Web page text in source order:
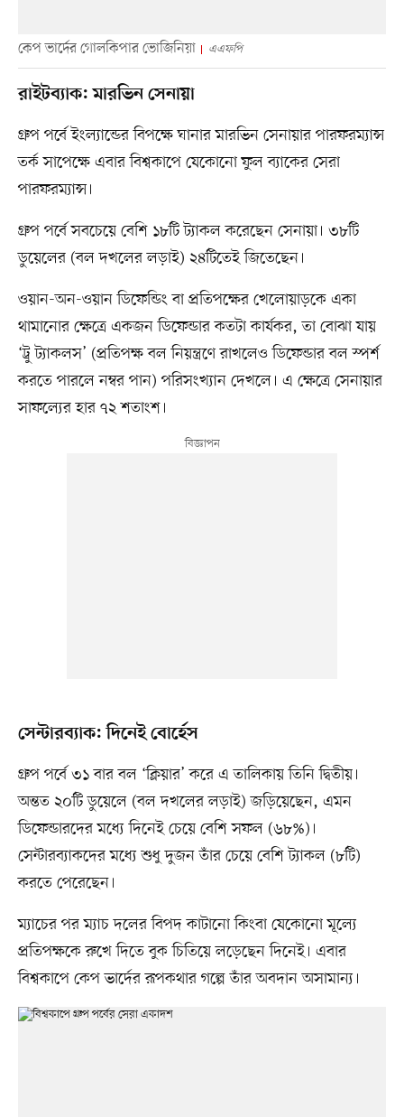
কেপ ভার্দের গোলকিপার ভোজিনিয়া এএফপি
রাইটব্যাক: মারভিন সেনায়া
গ্রুপ পর্বে ইংল্যান্ডের বিপক্ষে ঘানার মারভিন সেনায়ার পারফরম্যান্স
তর্ক সাপেক্ষে এবার বিশ্বকাপে যেকোনো ফুল ব্যাকের সেরা
পারফরম্যান্স।
গ্রুপ পর্বে সবচেয়ে বেশি ১৮টি ট্যাকল করেছেন সেনায়া। ৩৮টি
ডুয়েলের (বল দখলের লড়াই) ২৪টিতেই জিতেছেন।
ওয়ান-অন-ওয়ান ডিফেন্ডিং বা প্রতিপক্ষের খেলোয়াড়কে একা
থামানোর ক্ষেত্রে একজন ডিফেন্ডার কতটা কার্যকর, তা বোঝা যায়
‘ট্রু ট্যাকলস’ (প্রতিপক্ষ বল নিয়ন্ত্রণে রাখলেও ডিফেন্ডার বল স্পর্শ
করতে পারলে নম্বর পান) পরিসংখ্যান দেখলে। এ ক্ষেত্রে সেনায়ার
সাফল্যের হার ৭২ শতাংশ।
সেন্টারব্যাক: দিনেই বোর্হেস
গ্রুপ পর্বে ৩১ বার বল ‘ক্লিয়ার’ করে এ তালিকায় তিনি দ্বিতীয়।
অন্তত ২০টি ডুয়েলে (বল দখলের লড়াই) জড়িয়েছেন, এমন
ডিফেন্ডারদের মধ্যে দিনেই চেয়ে বেশি সফল (৬৮%)।
সেন্টারব্যাকদের মধ্যে শুধু দুজন তাঁর চেয়ে বেশি ট্যাকল (৮টি)
করতে পেরেছেন।
ম্যাচের পর ম্যাচ দলের বিপদ কাটানো কিংবা যেকোনো মূল্যে
প্রতিপক্ষকে রুখে দিতে বুক চিতিয়ে লড়েছেন দিনেই। এবার
বিশ্বকাপে কেপ ভার্দের রূপকথার গল্পে তাঁর অবদান অসামান্য।